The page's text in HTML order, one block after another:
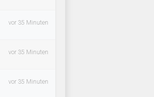
vor 35 Minuten
vor 35 Minuten
vor 35 Minuten